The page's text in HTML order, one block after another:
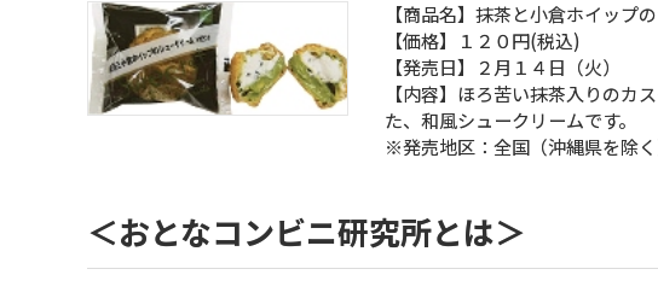
【商品名】抹茶と小倉ホイップ
【価格】１２０円(税込)
【発売日】２月１４日（火）
【内容】ほろ苦い抹茶入りのカ
た、和風シュークリームです。
※発売地区：全国（沖縄県を除く
＜おとなコンビニ研究所とは＞